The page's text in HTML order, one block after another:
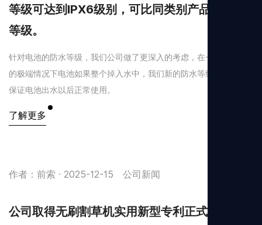
等级可达到IPX6级别，可比同类别产品高出2个
等级。
针对电池的防水等级，我们公司做了更深入的考虑，在一些偶发性
的极端情况下电池如果整个掉入水中，我们新的防水等级工艺也能
保证电池出水以后正常使用。
了解更多
作者：前索 · 2025-12-15 公司新闻
公司取得无刷割草机实用新型专利正式备案，